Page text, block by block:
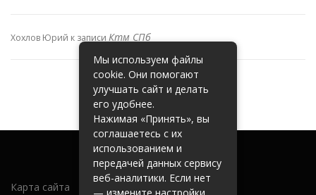
Хохлов Юрий к записи Ктм СПб
Карта сайта
Мы используем файлы
cookie. Они помогают
улучшать сайт и делать
его удобнее.
Нажимая «Принять», вы
соглашаетесь с их
использованием и
передачей данных сервису
веб-аналитики. Если нет